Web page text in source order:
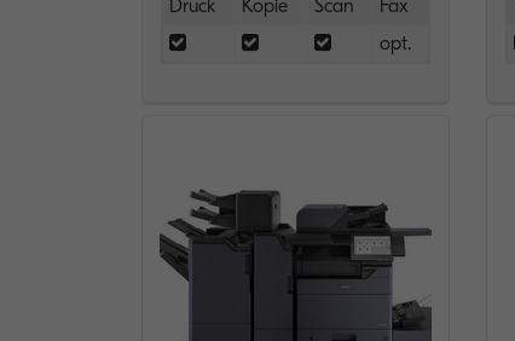
Druck
Kopie Scan
Fax
opt.